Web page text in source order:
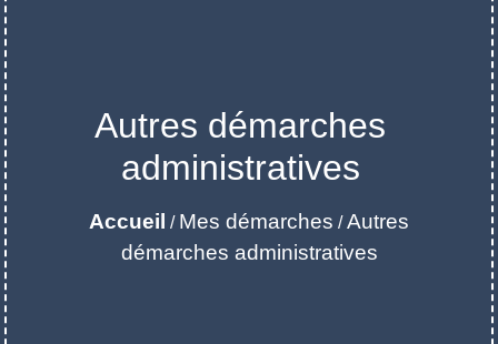
Autres démarches
administratives
Accueil / Mes démarches /Autres
démarches administratives